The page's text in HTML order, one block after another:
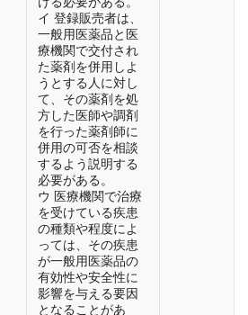
イ 登録販売者は、
一般用医薬品と医
療機関で交付され
た薬剤を併用しよ
うとする人に対し
て、その薬剤を処
方した医師や調剤
を行った薬剤師に
併用の可否を相談
するよう説明する
必要がある。
ウ 医療機関で治療
を受けている疾患
の種類や程度によ
っては、その疾患
が一般用医薬品の
有効性や安全性に
影響を与える要因
となることがあ